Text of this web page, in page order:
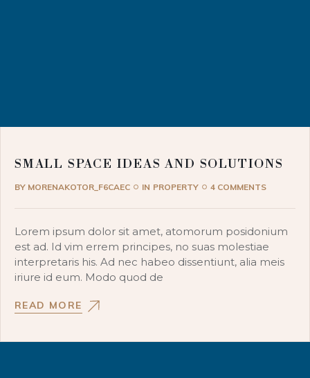
SMALL SPACE IDEAS AND SOLUTIONS
BY MORENAKOTOR_F6CAEC IN PROPERTY 4 COMMENTS
Lorem ipsum dolor sit amet, atomorum posidonium
est ad. Id vim errem principes, no suas molestiae
interpretaris his. Ad nec habeo dissentiunt, alia meis
iriure id eum. Modo quod de
READ MORE